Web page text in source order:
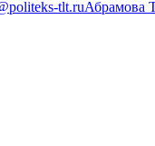
tlt.ruАбрамова